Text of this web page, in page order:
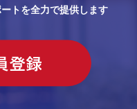
トを全力で提供します